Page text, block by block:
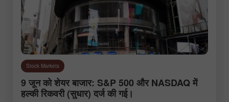
Stock Markets
9 जून को शेयर बाजार: S&P 500 और NASDAQ में
हल्की रिकवरी (सुधार) दर्ज की गई।